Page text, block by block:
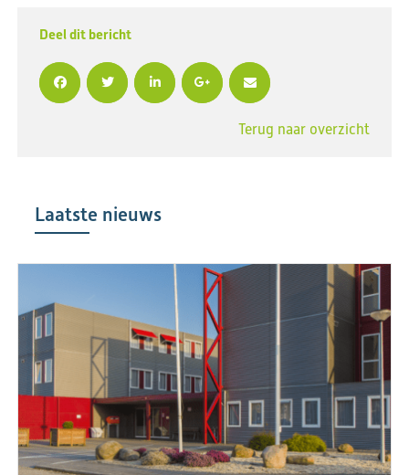
Deel dit bericht
Terug naar overzicht
Laatste nieuws